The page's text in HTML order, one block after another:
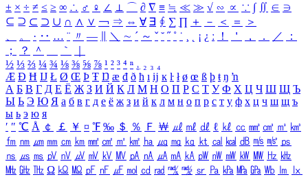
± × ÷ ≠ ≤ ≥ ∞ ∴ ♂ ♀ ∠ ⊥ ⌒ ∂ ∇ ≡ ≒ ≪ ≫ √ ∽ ∝ ∵ ∫ ∬ ∈ ∋
⊆ ⊇ ⊂ ⊃ ∪ ∩ ∧ ∨ ￢ ⇒ ⇔ ∀ ∃ ∮ ∑ ∏ ＋ － ＜ ＝
＞
、
。 · ‥ … ¨ 〃 ― ＼ ∼ ´ ～ ˇ ˘ ˝ ˚ ˙ ¸ ¡ ¿ ː ！ ＇ ， ． ／
：
；
？ ＾ ｀
½ ⅓ ⅔ ¼ ¾ ⅛ ⅜ ⅝ ⅞ ¹ ² ³ ⁴ ⁿ ₁ ₂ ₃ ₄
Æ Ð Ħ Ĳ Ł Ø Œ Þ Ŧ Ŋ æ đ ð ħ ı ĳ ĸ ŀ ł ø œ ß þ ŧ ŋ ŉ
А Б В Г Д Е Ё Ж З И Й К Л М Н О П Р С Т У Ф Х Ц Ч Ш Щ Ъ
Ы Ь Э Ю Я а б в г д е ё ж з и й к л м н о п р с т у ф х ц ч ш щ ъ
ы ь э ю я
′ ″ ℃ Å ￠ ￡ ￥ ¤ ℉ ‰ ＄ ％ Ｆ ￦ ㎕ ㎖ ㎗ ℓ ㎘ ㏄ ㎣ ㎤ ㎥ ㎦
㎙ ㎚ ㎛ ㎜ ㎝ ㎞ ㎟ ㎠ ㎡ ㎢ ㏊ ㎍ ㎎ ㎏ ㏏ ㎈ ㎉ ㏈ ㎧ ㎨ ㎰
㎱ ㎲ ㎳ ㎴ ㎵ ㎶ ㎷ ㎸ ㎹ ㎀ ㎁ ㎂ ㎃ ㎄ ㎺ ㎻ ㎽ ㎾ ㎿ ㎐ ㎑
㎒ ㎓ ㎔ Ω ㏀ ㏁ ㎊ ㎋ ㎌ ㏖ ㏅ ㎭ ㎮ ㎯ ㏛ ㎩ ㎪ ㎫ ㎬ ㏝ ㏐
㏓